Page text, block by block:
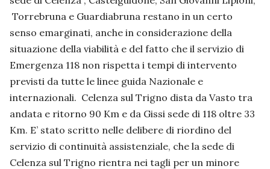
Torrebruna e Guardiabruna restano in un certo
senso emarginati, anche in considerazione della
situazione della viabilità e del fatto che il servizio di
Emergenza 118 non rispetta i tempi di intervento
previsti da tutte le linee guida Nazionale e
internazionali. Celenza sul Trigno dista da Vasto tra
andata e ritorno 90 Km e da Gissi sede di 118 oltre 33
Km. E’ stato scritto nelle delibere di riordino del
servizio di continuità assistenziale, che la sede di
Celenza sul Trigno rientra nei tagli per un minore